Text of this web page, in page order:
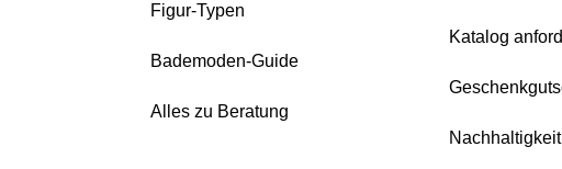
Figur-Typen
Bademoden-Guide
Alles zu Beratung
Katalog
Nachhaltigkeit